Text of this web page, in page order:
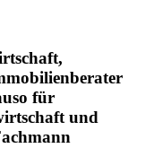
für
und